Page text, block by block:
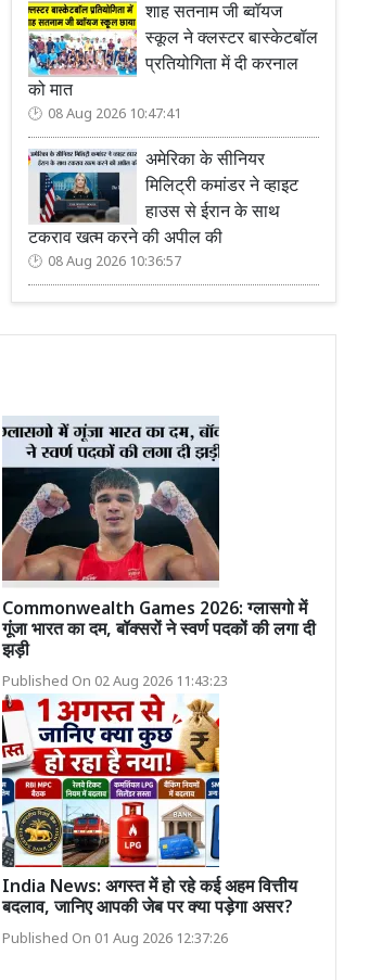
शाह सतनाम जी ब्वॉयज
स्कूल ने क्लस्टर बास्केटबॉल
प्रतियोगिता में दी करनाल
को मात
08 Aug 2026 10:47:41
अमेरिका के सीनियर
मिलिट्री कमांडर ने व्हाइट
हाउस से ईरान के साथ
टकराव खत्म करने की अपील की
08 Aug 2026 10:36:57
Commonwealth Games 2026: ग्लासगो में
गूंजा भारत का दम, बॉक्सरों ने स्वर्ण पदकों की लगा दी
झड़ी
Published On 02 Aug 2026 11:43:23
India News: अगस्त में हो रहे कई अहम वित्तीय
बदलाव, जानिए आपकी जेब पर क्या पड़ेगा असर?
Published On 01 Aug 2026 12:37:26